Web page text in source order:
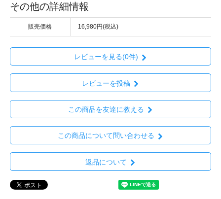
その他の詳細情報
販売価格 16,980円(税込)
レビューを見る(0件)
レビューを投稿
この商品を友達に教える
この商品について問い合わせる
返品について